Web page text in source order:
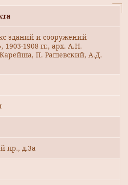
зданий и сооружений
1908 гг., арх. А.Н.
П. Рашевский, А.Д.
пр., д.3а